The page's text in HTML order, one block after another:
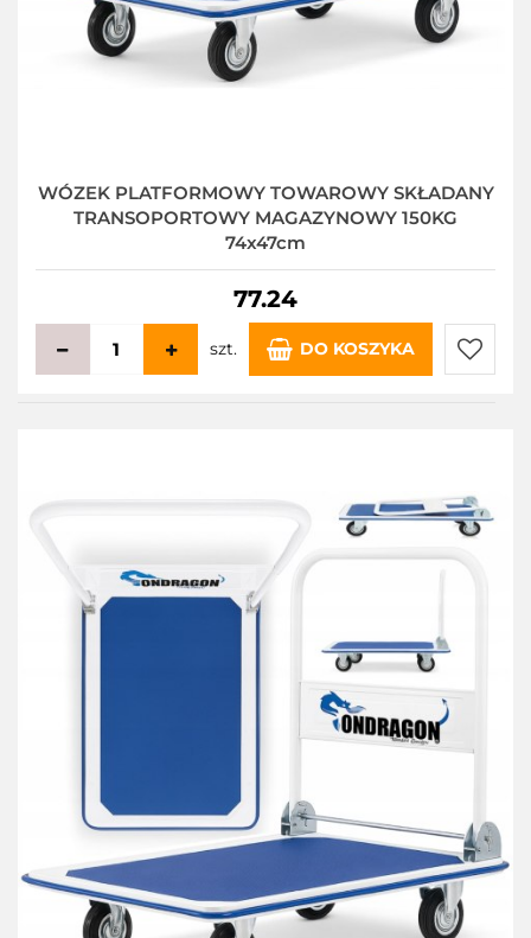
WÓZEK PLATFORMOWY TOWAROWY SKŁADANY
TRANSOPORTOWY MAGAZYNOWY 150KG
74x47cm
77.24
szt. DO KOSZYKA
Do